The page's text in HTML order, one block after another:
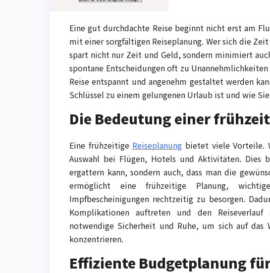
Eine gut durchdachte Reise beginnt nicht erst am
mit einer sorgfältigen Reiseplanung. Wer sich die
spart nicht nur Zeit und Geld, sondern minimiert
spontane Entscheidungen oft zu
Reise entspannt und angenehm gestaltet werden
Schlüssel zu einem gelungenen Urlaub ist und wie
Die Bedeutung einer
Eine frühzeitige Reiseplanung bietet viele Vorteile.
Auswahl bei Flügen, Hotels und Aktivitäten. Dies
ergattern kann, sondern auch, dass man die
ermöglicht eine frühzeitige Planung,
Impfbescheinigungen rechtzeitig zu besorgen.
Komplikationen auftreten und den
notwendige Sicherheit und Ruhe, um sich auf
konzentrieren.
Effiziente Budgetplanung